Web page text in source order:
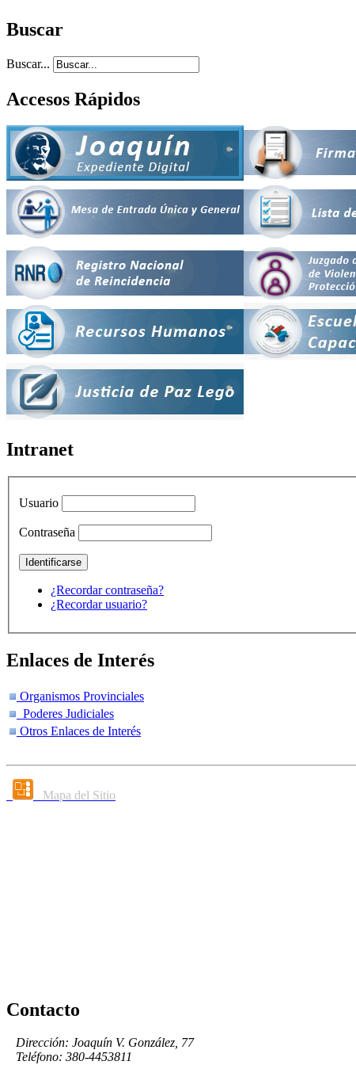
Buscar
Buscar...
Accesos Rápidos
Intranet
Usuario
Contraseña
¿Recordar contraseña?
¿Recordar usuario?
Enlaces de Interés
Organismos Provinciales
Poderes Judiciales
Otros Enlaces de Interés
Mapa del Sitio
Contacto
Dirección: Joaquín V. González, 77
Teléfono: 380-4453811